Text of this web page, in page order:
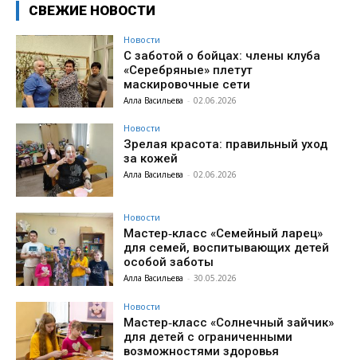
СВЕЖИЕ НОВОСТИ
Новости
С заботой о бойцах: члены клуба
«Серебряные» плетут
маскировочные сети
Алла Васильева - 02.06.2026
Новости
Зрелая красота: правильный уход
за кожей
Алла Васильева - 02.06.2026
Новости
Мастер‑класс «Семейный ларец»
для семей, воспитывающих детей
особой заботы
Алла Васильева - 30.05.2026
Новости
Мастер‑класс «Солнечный зайчик»
для детей с ограниченными
возможностями здоровья